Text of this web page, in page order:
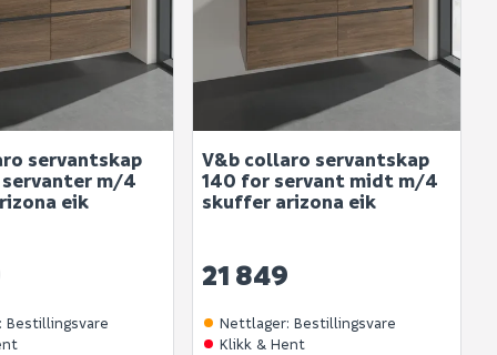
servantskap
m/4
eik
Bestillingsvare
V&b collaro servantskap
140 for servant midt m/4
skuffer arizona eik
21 849
Nettlager: Bestillingsvare
Klikk & Hent